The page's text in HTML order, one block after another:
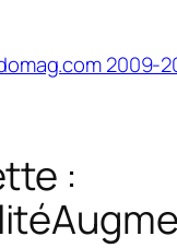
2009-
: